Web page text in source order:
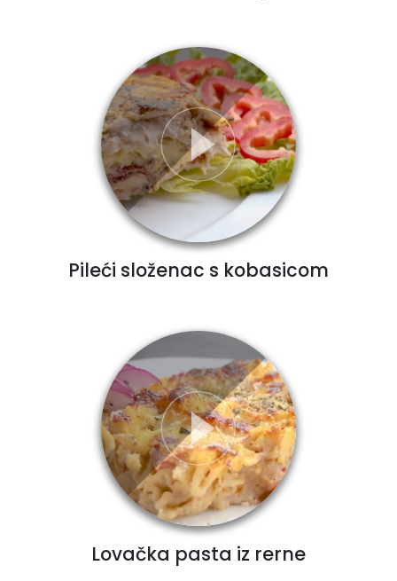
Pileći složenac s kobasicom
Lovačka pasta iz rerne